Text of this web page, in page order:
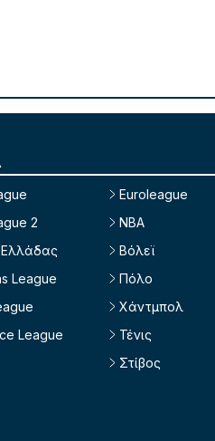
2
League
League
Euroleague
NBA
Βόλεϊ
Πόλο
Χάντμπολ
Τένις
Στίβος